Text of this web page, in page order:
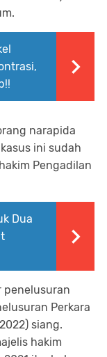
narapida
ini sudah
Pengadilan
Dua
penelusuran
Perkara
siang.
hakim